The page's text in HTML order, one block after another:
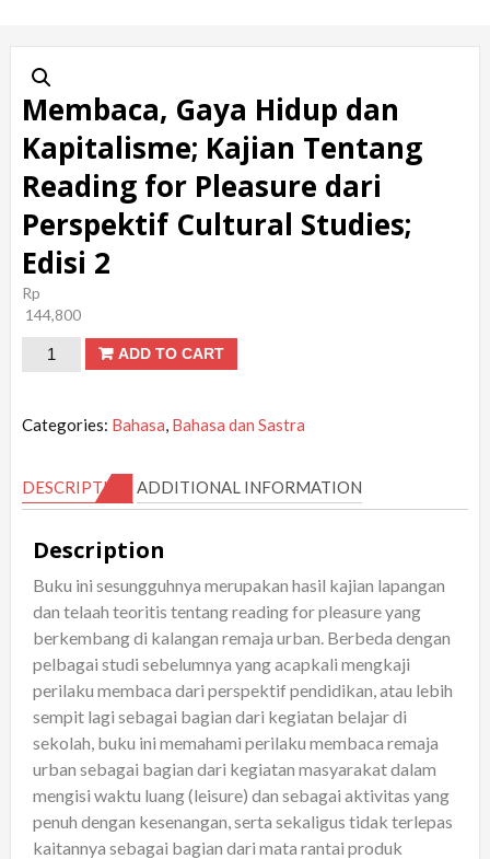
Membaca, Gaya Hidup dan
Kapitalisme; Kajian Tentang
Reading for Pleasure dari
Perspektif Cultural Studies;
Edisi 2
Rp
144,800
Membaca,
Kajian
Reading
for
Pleasure
dari
Perspektif
Cultural
Studies;
Edisi
quantity
ADD TO CART
Categories: Bahasa, Bahasa dan Sastra
DESCRIPTION ADDITIONAL INFORMATION
Description
Buku ini sesungguhnya merupakan hasil kajian lapangan
dan telaah teoritis tentang reading for pleasure yang
berkembang di kalangan remaja urban. Berbeda dengan
pelbagai studi sebelumnya yang acapkali mengkaji
perilaku membaca dari perspektif pendidikan, atau lebih
sempit lagi sebagai bagian dari kegiatan belajar di
sekolah, buku ini memahami perilaku membaca remaja
urban sebagai bagian dari kegiatan masyarakat dalam
mengisi waktu luang (leisure) dan sebagai aktivitas yang
penuh dengan kesenangan, serta sekaligus tidak terlepas
kaitannya sebagai bagian dari mata rantai produk